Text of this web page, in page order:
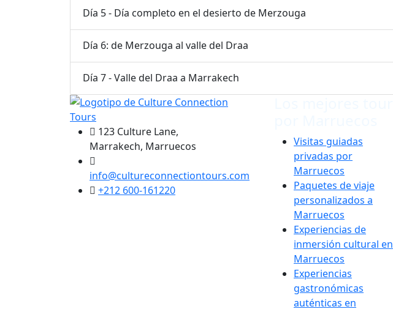
Día 5 - Día completo en el desierto de Merzouga
Día 6: de Merzouga al valle del Draa
Día 7 - Valle del Draa a Marrakech
123 Culture Lane,
Marrakech, Marruecos
info@cultureconnectiontours.com
+212 600-161220
Visitas guiadas
privadas por
Marruecos
Paquetes de viaje
personalizados a
Marruecos
Experiencias de
inmersión cultural en
Marruecos
Experiencias
gastronómicas
auténticas en